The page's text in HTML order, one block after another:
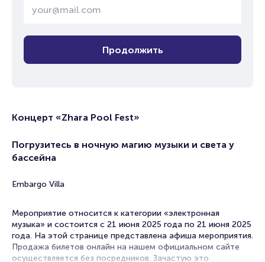
Продолжить
Концерт «Zhara Pool Fest»
Погрузитесь в ночную магию музыки и света у
бассейна
Embargo Villa
Мероприятие относится к категории «электронная
музыка» и состоится с 21 июня 2025 года по 21 июня 2025
года. На этой странице представлена афиша мероприятия.
Продажа билетов онлайн на нашем официальном сайте
осуществляется без посредников. Зачастую это